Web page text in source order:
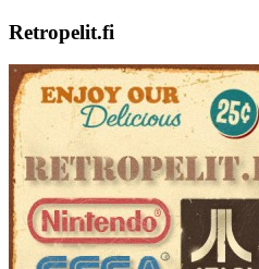
Retropelit.fi